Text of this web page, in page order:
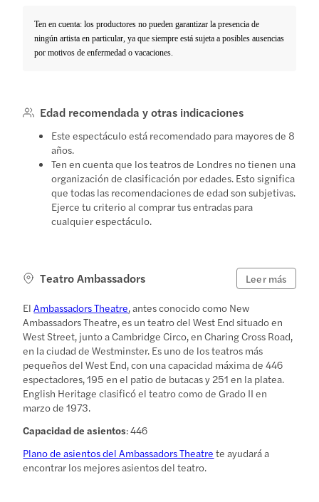
Ten en cuenta: los productores no pueden garantizar la presencia de
ningún artista en particular, ya que siempre está sujeta a posibles ausencias
por motivos de enfermedad o vacaciones.
Edad recomendada y otras indicaciones
Este espectáculo está recomendado para mayores de 8
años.
Ten en cuenta que los teatros de Londres no tienen una
organización de clasificación por edades. Esto significa
que todas las recomendaciones de edad son subjetivas.
Ejerce tu criterio al comprar tus entradas para
cualquier espectáculo.
Teatro Ambassadors Leer más
ElAmbassadors Theatre, antes conocido como New
Ambassadors Theatre, es un teatro del West End situado en
West Street, junto a Cambridge Circo, en Charing Cross Road,
en la ciudad de Westminster. Es uno de los teatros más
pequeños del West End, con una capacidad máxima de 446
espectadores, 195 en el patio de butacas y 251 en la platea.
English Heritage clasificó el teatro como de Grado II en
marzo de 1973.
Capacidad de asientos: 446
Plano de asientos del Ambassadors Theatre te ayudará a
encontrar los mejores asientos del teatro.